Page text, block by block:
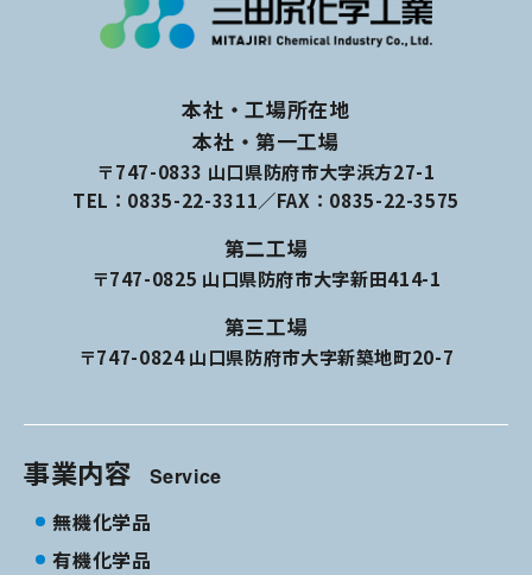
本社・工場所在地
本社・第一工場
〒747-0833 山口県防府市大字浜方27-1
TEL： 0835-22-3311／FAX：0835-22-3575
第二工場
〒747-0825 山口県防府市大字新田414-1
第三工場
〒747-0824 山口県防府市大字新築地町20-7
事業内容 Service
無機化学品
有機化学品